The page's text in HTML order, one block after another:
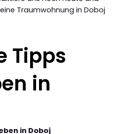
Traumwohnung in Doboj
Tipps
in
in Doboj